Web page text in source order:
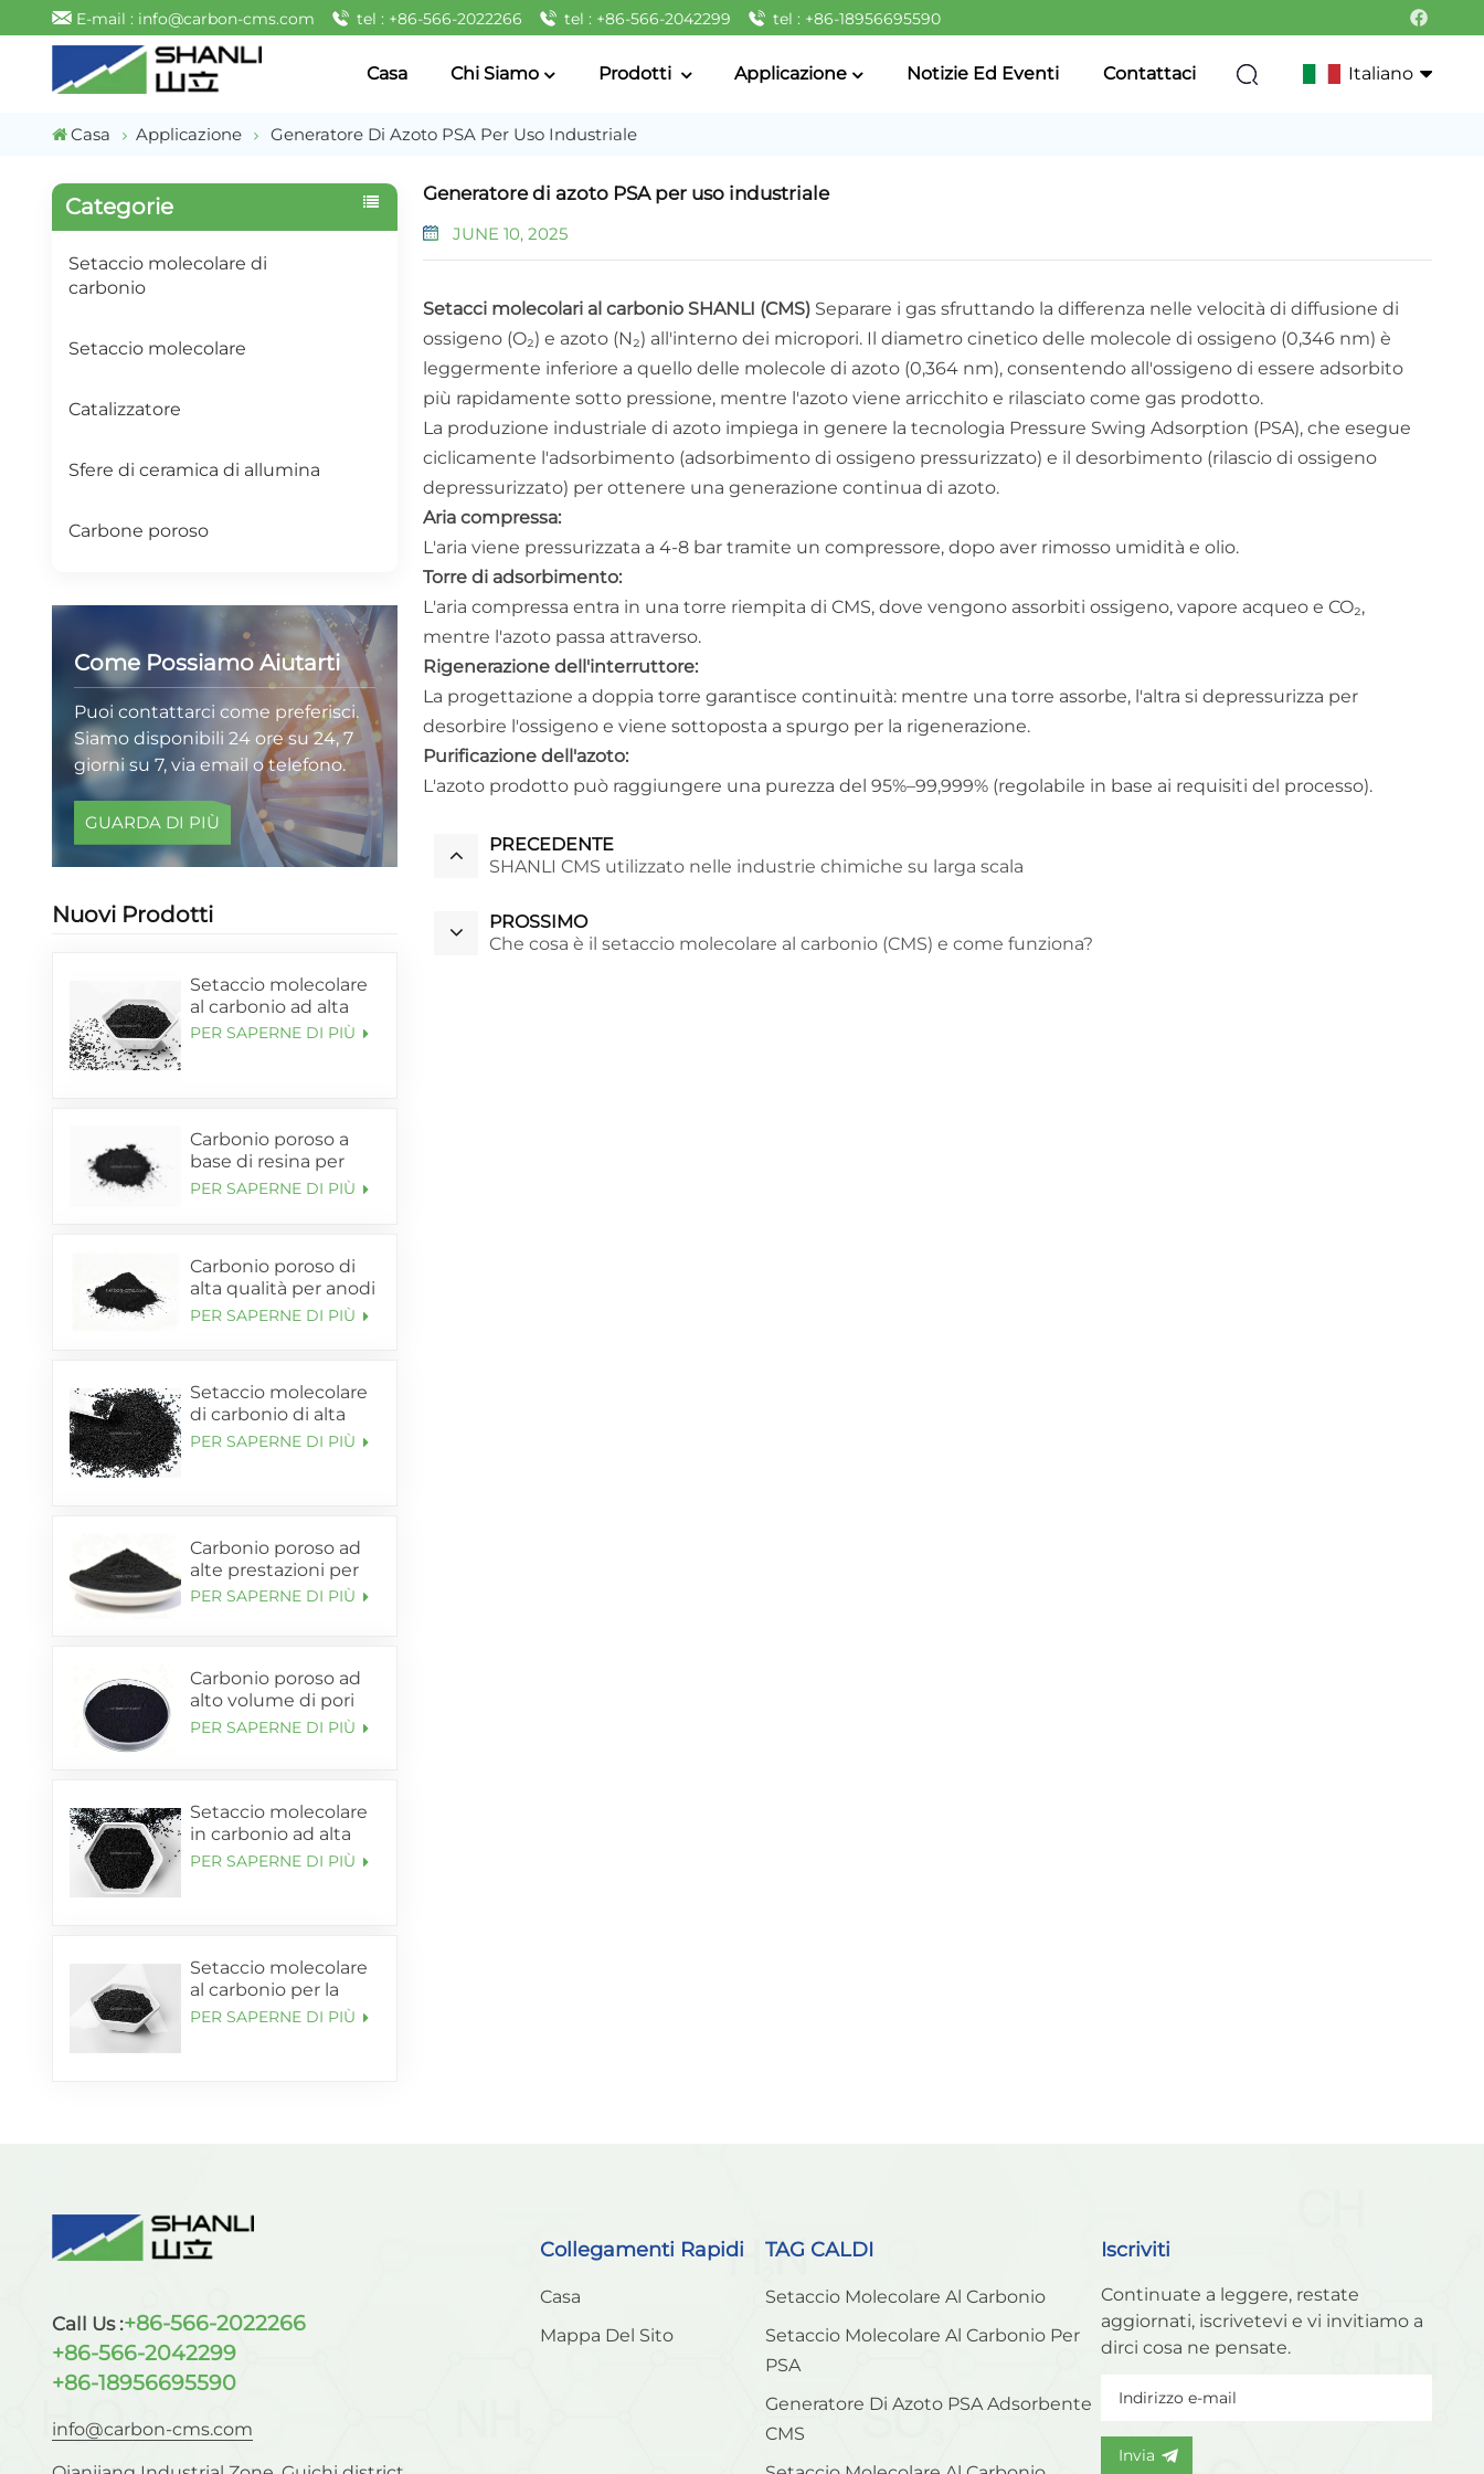
E-mail : info@carbon-cms.com tel : +86-566-2022266 tel : +86-566-2042299 tel : +86-18956695590
Casa Chi Siamo Prodotti Applicazione Notizie Ed Eventi Contattaci Italiano
Deutsch
Italiano
Русский
한국어
بالعربية
Casa Applicazione Generatore Di Azoto PSA Per Uso Industriale
Categorie
Setaccio molecolare di
carbonio
Setaccio molecolare
Catalizzatore
Sfere di ceramica di allumina
Carbone poroso
Come Possiamo Aiutarti
Puoi contattarci come preferisci.
Siamo disponibili 24 ore su 24, 7
giorni su 7, via email o telefono.
GUARDA DI PIÙ
Nuovi Prodotti
Setaccio molecolare
al carbonio ad alta
purezza per
PER SAPERNE DI PIÙ
Carbonio poroso a
base di resina per
supporto anodico in
PER SAPERNE DI PIÙ
Carbonio poroso di
alta qualità per anodi
al silicio-carbonio (SL-
PER SAPERNE DI PIÙ
Setaccio molecolare
di carbonio di alta
qualità (CMS) SHANLI
PER SAPERNE DI PIÙ
Carbonio poroso ad
alte prestazioni per
anodo silicio-
PER SAPERNE DI PIÙ
Carbonio poroso ad
alto volume di pori
per supporto
PER SAPERNE DI PIÙ
Setaccio molecolare
in carbonio ad alta
purezza 99,9995%
PER SAPERNE DI PIÙ
Setaccio molecolare
al carbonio per la
purificazione
PER SAPERNE DI PIÙ
Generatore di azoto PSA per uso industriale
JUNE 10, 2025
Setacci molecolari al carbonio SHANLI (CMS) Separare i gas sfruttando la differenza nelle velocità di diffusione di
ossigeno (O₂) e azoto (N₂) all'interno dei micropori. Il diametro cinetico delle molecole di ossigeno (0,346 nm) è
leggermente inferiore a quello delle molecole di azoto (0,364 nm), consentendo all'ossigeno di essere adsorbito
più rapidamente sotto pressione, mentre l'azoto viene arricchito e rilasciato come gas prodotto.
La produzione industriale di azoto impiega in genere la tecnologia Pressure Swing Adsorption (PSA), che esegue
ciclicamente l'adsorbimento (adsorbimento di ossigeno pressurizzato) e il desorbimento (rilascio di ossigeno
depressurizzato) per ottenere una generazione continua di azoto.
Aria compressa:
L'aria viene pressurizzata a 4-8 bar tramite un compressore, dopo aver rimosso umidità e olio.
Torre di adsorbimento:
L'aria compressa entra in una torre riempita di CMS, dove vengono assorbiti ossigeno, vapore acqueo e CO₂,
mentre l'azoto passa attraverso.
Rigenerazione dell'interruttore:
La progettazione a doppia torre garantisce continuità: mentre una torre assorbe, l'altra si depressurizza per
desorbire l'ossigeno e viene sottoposta a spurgo per la rigenerazione.
Purificazione dell'azoto:
L'azoto prodotto può raggiungere una purezza del 95%–99,999% (regolabile in base ai requisiti del processo).
PRECEDENTE
SHANLI CMS utilizzato nelle industrie chimiche su larga scala
PROSSIMO
Che cosa è il setaccio molecolare al carbonio (CMS) e come funziona?
Call Us :+86-566-2022266
+86-566-2042299
+86-18956695590
info@carbon-cms.com
Collegamenti Rapidi
Casa
Mappa Del Sito
TAG CALDI
Setaccio Molecolare Al Carbonio
Setaccio Molecolare Al Carbonio Per
PSA
Generatore Di Azoto PSA Adsorbente
CMS
Iscriviti
Continuate a leggere, restate
aggiornati, iscrivetevi e vi invitiamo a
dirci cosa ne pensate.
Invia